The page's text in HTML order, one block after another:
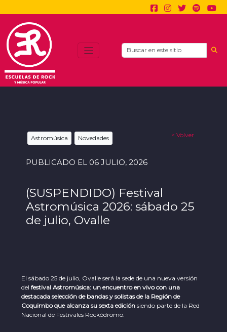
Search
Astromúsica Novedades < Volver
PUBLICADO EL 06 JULIO, 2026
(SUSPENDIDO) Festival
Astromúsica 2026: sábado 25
de julio, Ovalle
El sábado 25 de julio, Ovalle será la sede de una nueva versión
del festival Astromúsica: un encuentro en vivo con una
destacada selección de bandas y solistas de la Región de
Coquimbo que alcanza su sexta edición siendo parte de la Red
Nacional de Festivales Rockódromo.